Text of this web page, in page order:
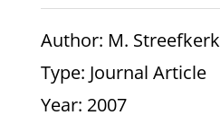
Author: M. Streefkerk
Type: Journal Article
Year: 2007